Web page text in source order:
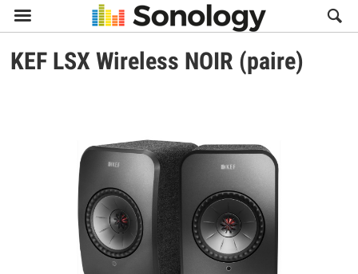

KEF LSX Wireless NOIR (paire)